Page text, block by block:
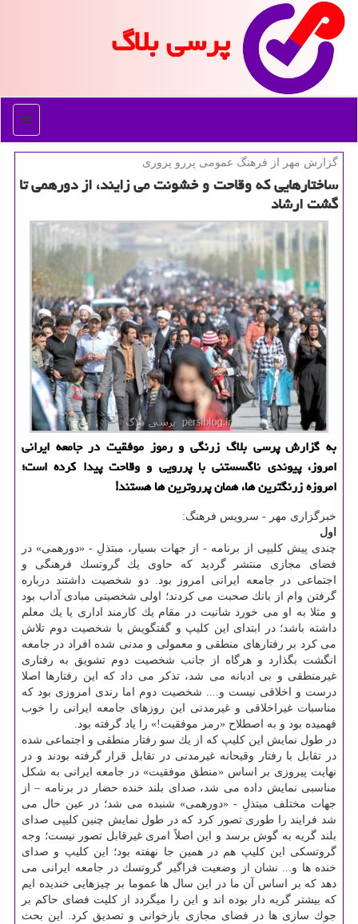
پرسی بلاگ
منو
گزارش مهر از فرهنگ عمومی پررو پروری
ساختارهایی كه وقاحت و خشونت می زایند، از دورهمی تا
گشت ارشاد
به گزارش پرسی بلاگ زرنگی و رموز موفقیت در جامعه ایرانی
امروز، پیوندی ناگسستنی با پررویی و وقاحت پیدا كرده است؛
امروزه زرنگترین ها، همان پرروترین ها هستند!
خبرگزاری مهر - سرویس فرهنگ:
اول
چندی پیش كلیپی از برنامه - از جهات بسیار، مبتذلِ - «دورهمی» در
فضای مجازی منتشر گردید كه حاوی یك گروتسك فرهنگی و
اجتماعی در جامعه ایرانی امروز بود. دو شخصیت داشتند درباره
گرفتن وام از بانك صحبت می كردند؛ اولی شخصیتی مبادی آداب بود
و مثلا به او می خورد شانیت در مقام یك كارمند اداری یا یك معلم
داشته باشد؛ در ابتدای این كلیپ و گفتگویش با شخصیت دوم تلاش
می كرد بر رفتارهای منطقی و معمولی و مدنی شده افراد در جامعه
انگشت بگذارد و هرگاه از جانب شخصیت دوم تشویق به رفتاری
غیرمنطقی و بی ادبانه می شد، تذكر می داد كه این رفتارها اصلا
درست و اخلاقی نیست و.... شخصیت دوم اما رندی امروزی بود كه
مناسبات غیراخلاقی و غیرمدنی این روزهای جامعه ایرانی را خوب
فهمیده بود و به اصطلاح «رمز موفقیت!» را یاد گرفته بود.
در طول نمایش این كلیپ كه از یك سو رفتار منطقی و اجتماعی شده
در تقابل با رفتار وقیحانه غیرمدنی در تقابل قرار گرفته بودند و در
نهایت پیروزی بر اساس «منطق موفقیت» در جامعه ایرانی به شكل
مناسبی نمایش داده می شد، صدای بلند خنده حضار در برنامه – از
جهات مختلف مبتذلِ - «دورهمی» شنبده می شد؛ در عین حال می
شد فرایند را طوری تصور كرد كه در طول نمایش چنین كلیپی صدای
بلند گریه به گوش برسد و این اصلاً امری غیرقابل تصور نیست؛ وجه
گروتسكی این كلیپ هم در همین جا نهفته بود؛ این كلیپ و صدای
خنده ها و... نشان از وضعیت فراگیر گروتسك در جامعه ایرانی می
دهد كه بر اساس آن ما در این سال ها عموما بر چیزهایی خندیده ایم
كه بیشتر گریه دار بوده اند و این را میگردد از كلیت فضای حاكم بر
جوك سازی ها در فضای مجازی بازخوانی و تصدیق كرد. این بحث